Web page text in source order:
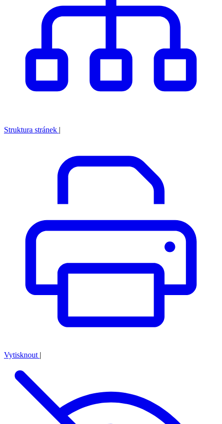
Struktura stránek |
Vytisknout |